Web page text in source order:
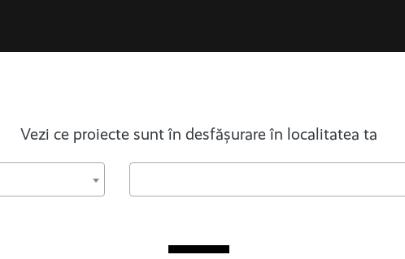
Vezi ce proiecte sunt în desfășurare în localitatea ta